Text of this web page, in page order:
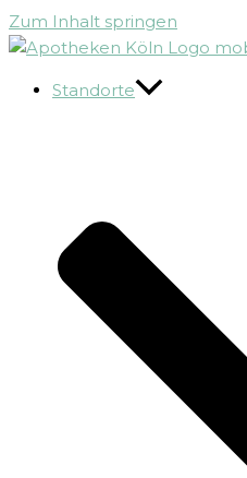
Zum Inhalt springen
Standorte